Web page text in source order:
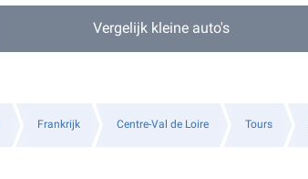
Vergelijk kleine auto's
Frankrijk Centre-Val de Loire Tours